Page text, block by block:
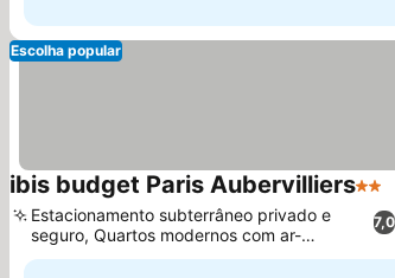
Escolha popular
ibis budget Paris Aubervilliers2
7,0
Estacionamento subterrâneo privado e
seguro, Quartos modernos com ar-
condicionado